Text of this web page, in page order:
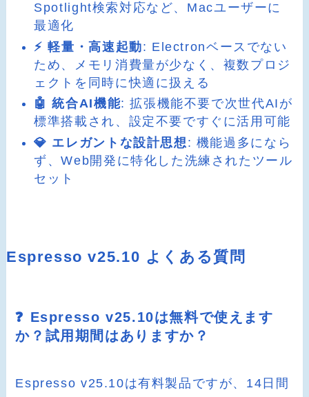
Spotlight検索対応など、Macユーザーに
最適化
⚡ 軽量・高速起動: Electronベースでない
ため、メモリ消費量が少なく、複数プロジ
ェクトを同時に快適に扱える
🤖 統合AI機能: 拡張機能不要で次世代AIが
標準搭載され、設定不要ですぐに活用可能
💎 エレガントな設計思想 : 機能過多になら
ず、Web開発に特化した洗練されたツール
セット
Espresso v25.10 よくある質問
❓ Espresso v25.10は無料で使えます
か？試用期間はありますか？
Espresso v25.10は有料製品ですが、14日間